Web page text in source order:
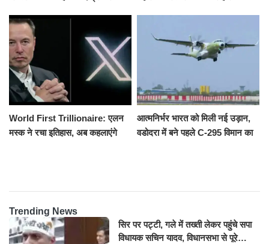
रौंदा, 4 की मौत
World First Trillionaire: एलन
मस्क ने रचा इतिहास, अब कहलाएंगे
आत्मनिर्भर भारत को मिली नई उड़ान,
वडोदरा में बने पहले C-295 विमान का
Trending News
सिर पर पट्टी, गले में तख्ती लेकर पहुंचे सपा
विधायक सचिन यादव, विधानसभा से पूरे